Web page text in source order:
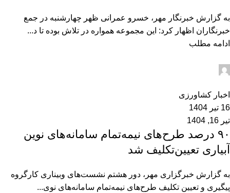
به گزارش خبرنگار مهر، خسرو عمرانی ظهر چهارشنبه در جمع
خبرنگاران اظهار کرد: این مجموعه همواره در تلاش بوده تا د...
ادامه مطلب
اخبار کشاورزی
16 تیر 1404
تیر 16, 1404
۹۰ درصد طرح‌های نیمه‌تمام سامانه‌های نوین
آبیاری تعیین‌تکلیف شد
به گزارش خبرگزاری مهر، دور هشتم نشست‌های وبیناری کارگروه
پیگیری و تعیین تکلیف طرح‌های نیمه‌تمام سامانه‌های نوی...